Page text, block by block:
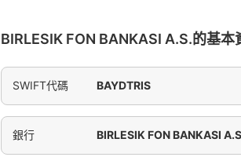
BIRLESIK FON BANKASI A.S.的基本
SWIFT代碼 BAYDTRIS
銀行 BIRLESIK FON BANKASI